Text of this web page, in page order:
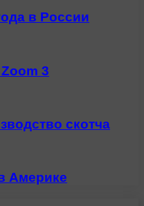
в России
3
скотча
Америке